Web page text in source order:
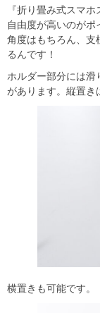
『折り畳み式スマ
自由度が高いのが
角度はもちろん、支
るんです！
ホルダー部分には滑
があります。縦置き
横置きも可能です。